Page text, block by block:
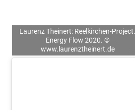
Laurenz Theinert: Reelkirchen-Project.
Energy Flow 2020. ©
www.laurenztheinert.de